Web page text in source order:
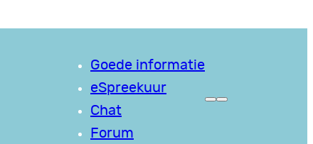
Goede informatie
eSpreekuur
Chat
Forum